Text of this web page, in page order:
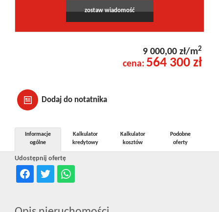
zostaw wiadomość
9 000,00 zł/m2
cena: 564 300 zł
Dodaj do notatnika
Udostępnij ofertę
Informacje
ogólne
Kalkulator
kredytowy
Kalkulator
kosztów
Podobne
oferty